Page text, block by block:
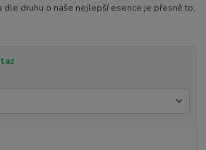
dle druhu o naše nejlepší esence je přesně to,